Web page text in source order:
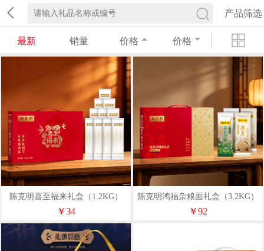
产品筛选
最新 销量 价格 价格
陈克明喜至福来礼盒（1.2KG）
￥34
陈克明鸿福杂粮面礼盒（3.2KG）
￥92